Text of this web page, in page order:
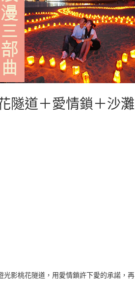
隧道＋愛情鎖＋沙灘
影桃花隧道，用愛情鎖許下愛的承諾，再